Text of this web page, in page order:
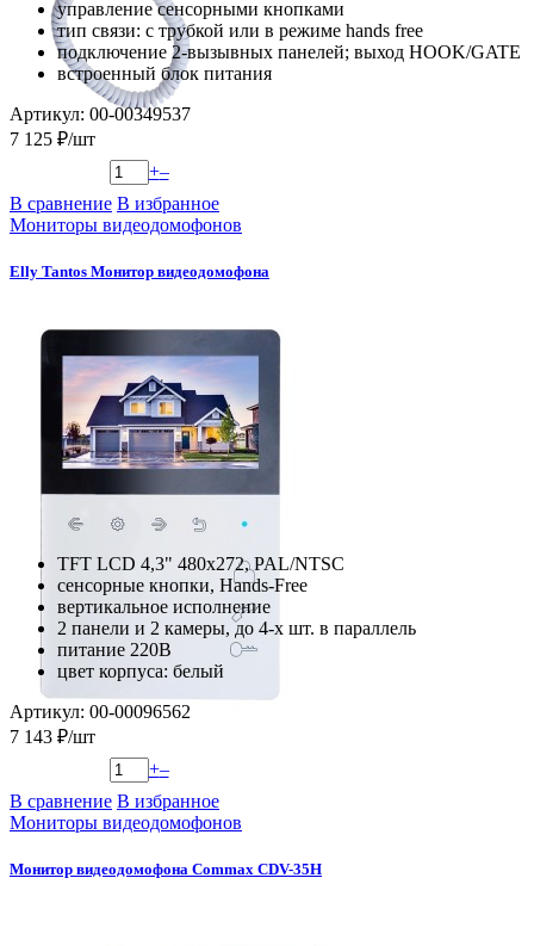
управление сенсорными кнопками
тип связи: с трубкой или в режиме hands free
подключение 2-вызывных панелей; выход HOOK/GATE
встроенный блок питания
Артикул: 00-00349537
7 125 ₽/шт
+–
В сравнение В избранное
Мониторы видеодомофонов
Elly Tantos Монитор видеодомофона
TFT LCD 4,3" 480x272, PAL/NTSC
сенсорные кнопки, Hands-Free
вертикальное исполнение
2 панели и 2 камеры, до 4-х шт. в параллель
питание 220В
цвет корпуса: белый
Артикул: 00-00096562
7 143 ₽/шт
+–
В сравнение В избранное
Мониторы видеодомофонов
Монитор видеодомофона Commax CDV-35H